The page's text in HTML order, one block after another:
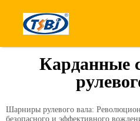
Карданные
Шарниры рулевого вала:
безопасного и эффективного